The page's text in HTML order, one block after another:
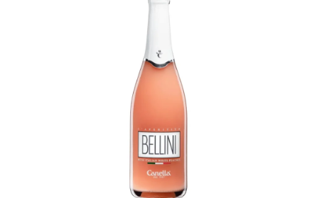
Podmínky ochrany osobních údajů
Velkoobchod